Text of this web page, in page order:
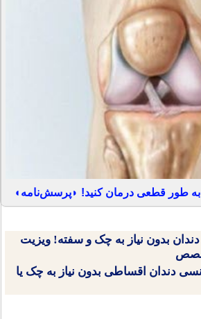
به طور قطعی درمان کنید! ◗پرسش‌نامه◖
بدون نیاز به چک و سفته! ویزیت
دندان اقساطی بدون نیاز به چک یا